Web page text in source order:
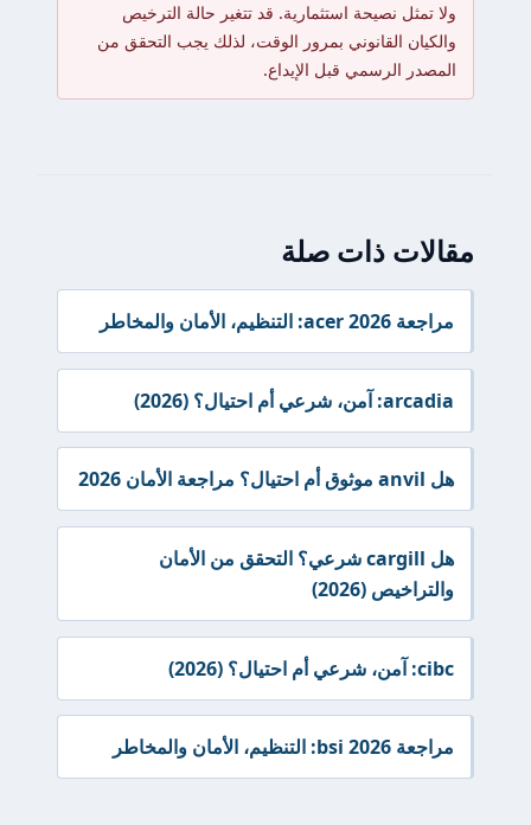
ولا تمثل نصيحة استثمارية. قد تتغير حالة الترخيص
والكيان القانوني بمرور الوقت، لذلك يجب التحقق من
المصدر الرسمي قبل الإيداع.
مقالات ذات صلة
مراجعة acer 2026: التنظيم، الأمان والمخاطر
arcadia: آمن، شرعي أم احتيال؟ (2026)
هل anvil موثوق أم احتيال؟ مراجعة الأمان 2026
هل cargill شرعي؟ التحقق من الأمان
والتراخيص (2026)
cibc: آمن، شرعي أم احتيال؟ (2026)
مراجعة bsi 2026: التنظيم، الأمان والمخاطر